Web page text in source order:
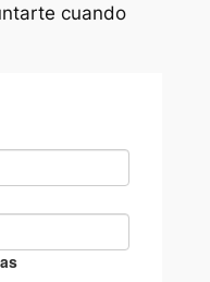
cuando